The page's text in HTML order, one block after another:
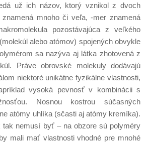
už ich názov, ktorý vznikol z dvoch
mnoho či veľa, -mer znamená
pozostávajúca z veľkého
alebo atómov) spojených obvykle
sa nazýva aj látka zhotovená z
Práve obrovské molekuly dodávajú
niektoré unikátne fyzikálne vlastnosti,
vysoká pevnosť v kombinácii s
Nosnou kostrou súčasných
atómy uhlíka (sčasti aj atómy kremíka).
tak nemusí byť – na obzore sú polyméry
mali mať vlastnosti vhodné pre mnohé